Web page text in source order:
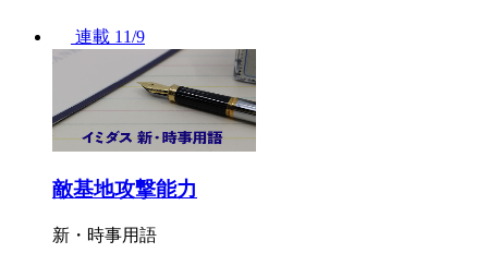
連載 11/9
敵基地攻撃能力
新・時事用語